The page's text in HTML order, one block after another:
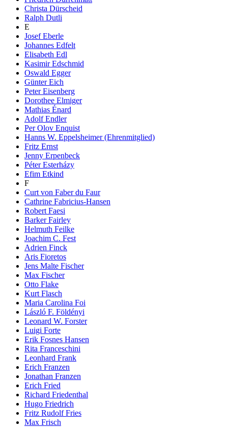
Christa Dürscheid
Ralph Dutli
E
Josef Eberle
Johannes Edfelt
Elisabeth Edl
Kasimir Edschmid
Oswald Egger
Günter Eich
Peter Eisenberg
Dorothee Elmiger
Mathias Énard
Adolf Endler
Per Olov Enquist
Hanns W. Eppelsheimer (Ehrenmitglied)
Fritz Ernst
Jenny Erpenbeck
Péter Esterházy
Efim Etkind
F
Curt von Faber du Faur
Cathrine Fabricius-Hansen
Robert Faesi
Barker Fairley
Helmuth Feilke
Joachim C. Fest
Adrien Finck
Aris Fioretos
Jens Malte Fischer
Max Fischer
Otto Flake
Kurt Flasch
Maria Carolina Foi
László F. Földényi
Leonard W. Forster
Luigi Forte
Erik Fosnes Hansen
Rita Franceschini
Leonhard Frank
Erich Franzen
Jonathan Franzen
Erich Fried
Richard Friedenthal
Hugo Friedrich
Fritz Rudolf Fries
Max Frisch